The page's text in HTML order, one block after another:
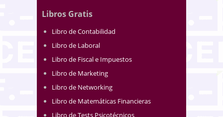
Libros Gratis
Libro de Contabilidad
Libro de Laboral
Libro de Fiscal e Impuestos
Libro de Marketing
Libro de Networking
Libro de Matemáticas Financieras
Libro de Tests Psicotécnicos